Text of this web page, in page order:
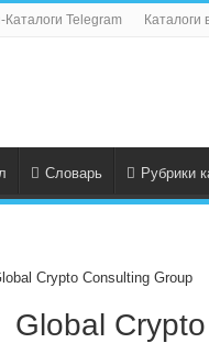
Telegram Каталоги
Словарь Рубрики
Crypto Consulting Group
Global